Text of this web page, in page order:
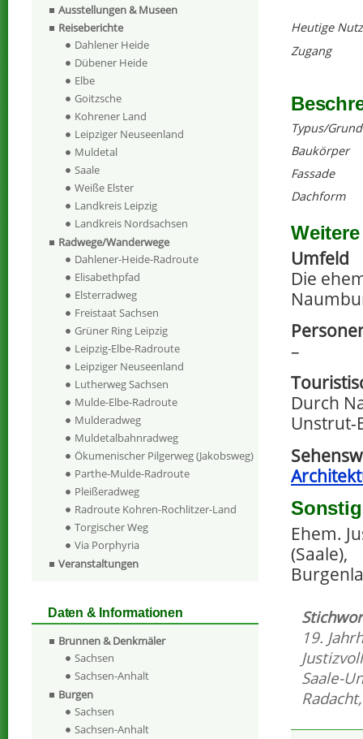
Heutige
Zugang
Typus/
Baukörper
Fassade
Dachform
Umfeld
Die
–
Durch
Unstrut-
Ehem.
(Saale),
19.
Saale-
Radacht
Ausstellungen & Museen
Reiseberichte
Dahlener Heide
Dübener Heide
Elbe
Goitzsche
Kohrener Land
Leipziger Neuseenland
Muldetal
Saale
Weiße Elster
Landkreis Leipzig
Landkreis Nordsachsen
Radwege/Wanderwege
Dahlener-Heide-Radroute
Elisabethpfad
Elsterradweg
Freistaat Sachsen
Grüner Ring Leipzig
Leipzig-Elbe-Radroute
Leipziger Neuseenland
Lutherweg Sachsen
Mulde-Elbe-Radroute
Mulderadweg
Muldetalbahnradweg
Ökumenischer Pilgerweg (Jakobsweg)
Parthe-Mulde-Radroute
Pleißeradweg
Radroute Kohren-Rochlitzer-Land
Torgischer Weg
Via Porphyria
Veranstaltungen
Daten & Informationen
Brunnen & Denkmäler
Sachsen
Sachsen-Anhalt
Burgen
Sachsen
Sachsen-Anhalt